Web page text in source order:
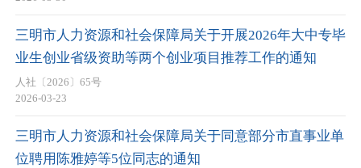
三明市人力资源和社会保障局关于开展2026年大中专毕
业生创业省级资助等两个创业项目推荐工作的通知
人社〔2026〕65号
2026-03-23
三明市人力资源和社会保障局关于同意部分市直事业单
位聘用陈雅婷等5位同志的通知